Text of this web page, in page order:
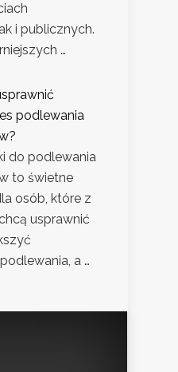
i publicznych.
…
podlewania
do podlewania
to świetne
osób, które z
usprawnić
a …